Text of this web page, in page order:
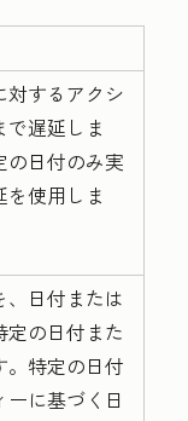
対するアクシ
で遅延しま
の日付のみ実
使用しま
日付または
定の日付また
。特定の日付
に基づく日